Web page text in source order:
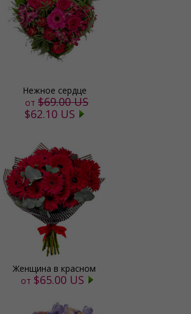
Нежное сердце
от $69.00 US
$62.10 US
Женщина в красном
от $65.00 US